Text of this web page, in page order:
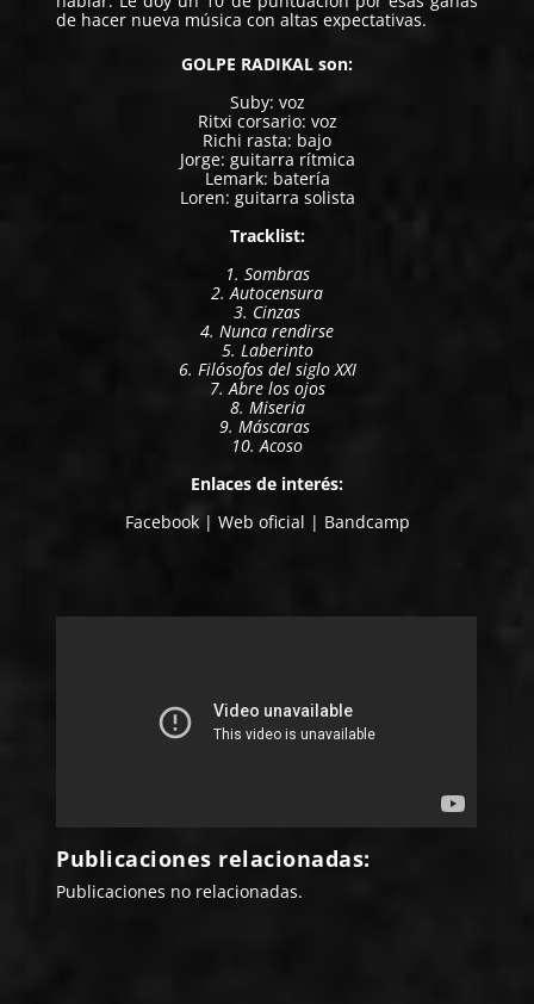
de hacer nueva música con altas expectativas.
GOLPE RADIKAL son:
Suby: voz
Ritxi corsario: voz
Richi rasta: bajo
Jorge: guitarra rítmica
Lemark: batería
Loren: guitarra solista
Tracklist:
1. Sombras
2. Autocensura
3. Cinzas
4. Nunca rendirse
5. Laberinto
6. Filósofos del siglo XXI
7. Abre los ojos
8. Miseria
9. Máscaras
10. Acoso
Enlaces de interés:
Facebook| Web oficial | Bandcamp
Publicaciones relacionadas:
Publicaciones no relacionadas.